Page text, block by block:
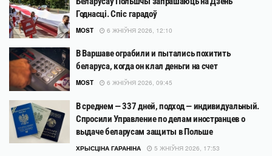
Годнасці. Спіс гарадоў
MOST 6 ЖНІЎНЯ 2026, 12:10
В Варшаве ограбили и пытались похитить
беларуса, когда он клал деньги на счет
MOST 6 ЖНІЎНЯ 2026, 09:45
В среднем — 337 дней, подход — индивидуальный.
Спросили Управление по делам иностранцев о
выдаче беларусам защиты в Польше
ХРЫСЦІНА ГАРАНІНА 5 ЖНІЎНЯ 2026, 17:53